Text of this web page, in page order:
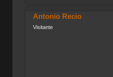
Antonio Recio
Visitante